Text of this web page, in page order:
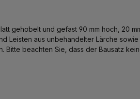
gehobelt und gefast 90 mm hoch, 20
Leisten aus unbehandelter Lärche
beachten Sie, dass der Bausatz